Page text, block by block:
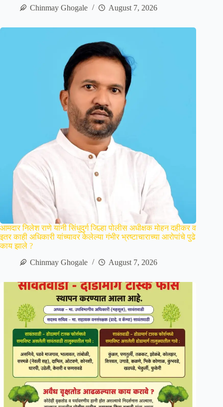
Chinmay Ghogale
August 7, 2026
आमदार निलेश राणे यांनी सिंधुदुर्ग जिल्हा पोलीस अधीक्षक मोहन दहीकर व
इतर काही अधिकारी यांच्यावर केलेल्या गंभीर भ्रष्टाचाराच्या आरोपांचे पुढे
काय झाले ?
Chinmay Ghogale
August 7, 2026